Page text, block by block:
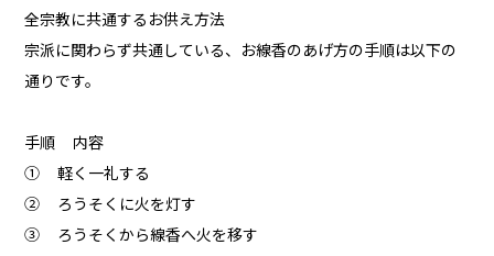
全宗教に共通するお供え方法
宗派に関わらず共通している、お線香のあげ方の手順は以下の
通りです。
手順 内容
① 軽く一礼する
② ろうそくに火を灯す
③ ろうそくから線香へ火を移す